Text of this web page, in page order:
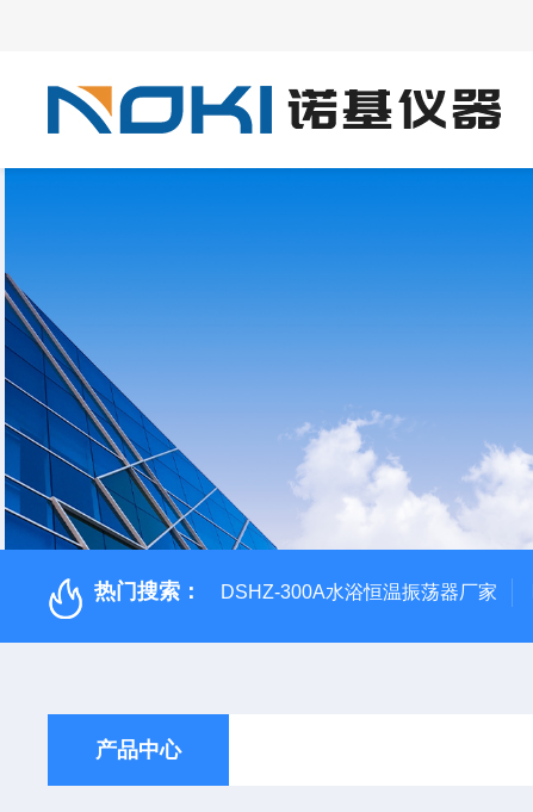
热门搜索： DSHZ-300A水浴恒温振荡器厂家
产品中心